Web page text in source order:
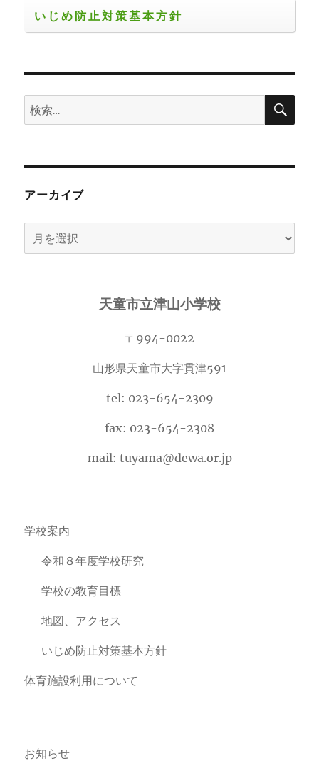
いじめ防止対策基本方針
検
索:
検
アーカイブ
ー
天童市立津山小学校
〒994-0022
山形県天童市大字貫津591
tel: 023-654-2309
fax: 023-654-2308
mail: tuyama@dewa.or.jp
学校案内
令和８年度学校研究
学校の教育目標
地図、アクセス
いじめ防止対策基本方針
体育施設利用について
お知らせ